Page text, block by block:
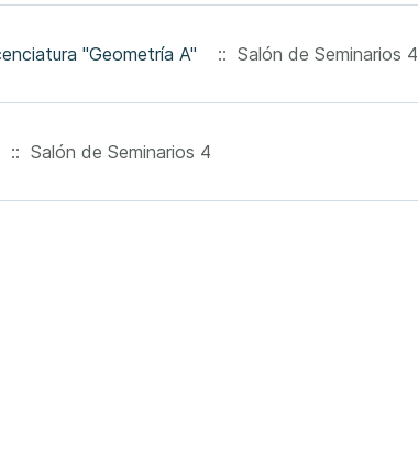
"Geometría A" :: Salón de Seminarios 4
:: Salón de Seminarios 4